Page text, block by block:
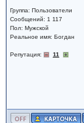
Группа: Пользователи
Сообщений: 1 117
Пол: Мужской
Реальное имя: Богдан
Репутация: 11